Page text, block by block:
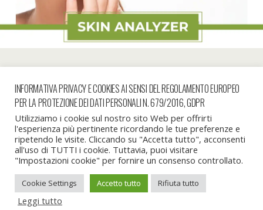
Torna su
Dispositivo Portatile Pc Desktop
INFORMATIVA PRIVACY E COOKIES AI SENSI DEL REGOLAMENTO EUROPEO
PER LA PROTEZIONE DEI DATI PERSONALI N. 679/2016, GDPR
Utilizziamo i cookie sul nostro sito Web per offrirti
l'esperienza più pertinente ricordando le tue preferenze e
ripetendo le visite. Cliccando su "Accetta tutto", acconsenti
all'uso di TUTTI i cookie. Tuttavia, puoi visitare
"Impostazioni cookie" per fornire un consenso controllato.
Cookie Settings Accetto tutto Rifiuta tutto
Leggi tutto